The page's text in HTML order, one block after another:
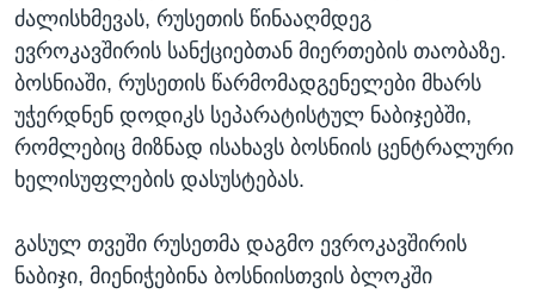
ძალისხმევას, რუსეთის წინააღმდეგ
ევროკავშირის სანქციებთან მიერთების თაობაზე.
ბოსნიაში, რუსეთის წარმომადგენელები მხარს
უჭერდნენ დოდიკს სეპარატისტულ ნაბიჯებში,
რომლებიც მიზნად ისახავს ბოსნიის ცენტრალური
ხელისუფლების დასუსტებას.
გასულ თვეში რუსეთმა დაგმო ევროკავშირის
ნაბიჯი, მიენიჭებინა ბოსნიისთვის ბლოკში